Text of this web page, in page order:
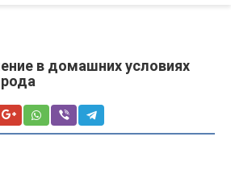
в домашних условиях